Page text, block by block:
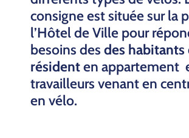
consigne est située sur la
l’Hôtel de Ville pour
besoins des des habitants
résidenten appartement
travailleurs venant en
en vélo.